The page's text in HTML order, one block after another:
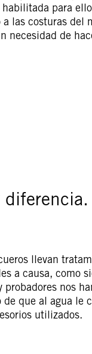
para
las costuras
necesidad de
llevan
a causa, como
nos
que al agua le
utilizados.